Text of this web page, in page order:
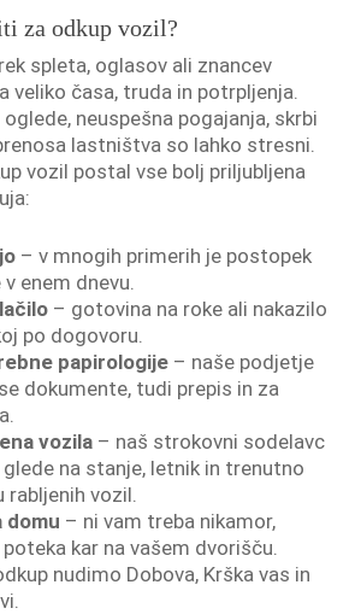
za odkup vozil?
spleta, oglasov ali znancev
veliko časa, truda in potrpljenja.
neuspešna pogajanja, skrbi
lastništva so lahko stresni.
vozil postal vse bolj priljubljena
– v mnogih primerih je postopek
enem dnevu.
– gotovina na roke ali nakazilo
po dogovoru.
papirologije– naše podjetje
dokumente, tudi prepis in za
vozila– naš strokovni sodelavc
na stanje, letnik in trenutno
rabljenih vozil.
domu – ni vam treba nikamor,
kar na vašem dvorišču.
nudimo Dobova, Krška vas in